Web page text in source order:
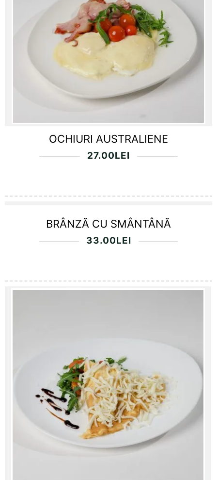
OCHIURI AUSTRALIENE
27.00LEI
BRÂNZĂ CU SMÂNTÂNĂ
33.00LEI